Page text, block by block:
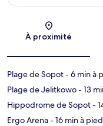
À proximité
Plage de Sopot- 6 min à
Plage de Jelitkowo- 13
Hippodrome de Sopot-
Ergo Arena- 16 min à pied